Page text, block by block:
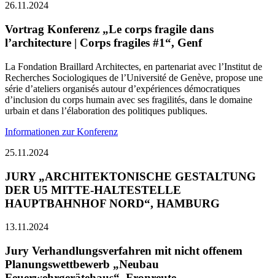
26.11.2024
Vortrag Konferenz „Le corps fragile dans
l’architecture | Corps fragiles #1“, Genf
La Fondation Braillard Architectes, en partenariat avec l’Institut de
Recherches Sociologiques de l’Université de Genève, propose une
série d’ateliers organisés autour d’expériences démocratiques
d’inclusion du corps humain avec ses fragilités, dans le domaine
urbain et dans l’élaboration des politiques publiques.
Informationen zur Konferenz
25.11.2024
JURY „ARCHITEKTONISCHE GESTALTUNG
DER U5 MITTE-HALTESTELLE
HAUPTBAHNHOF NORD“, HAMBURG
13.11.2024
Jury Verhandlungsverfahren mit nicht offenem
Planungswettbewerb „Neubau